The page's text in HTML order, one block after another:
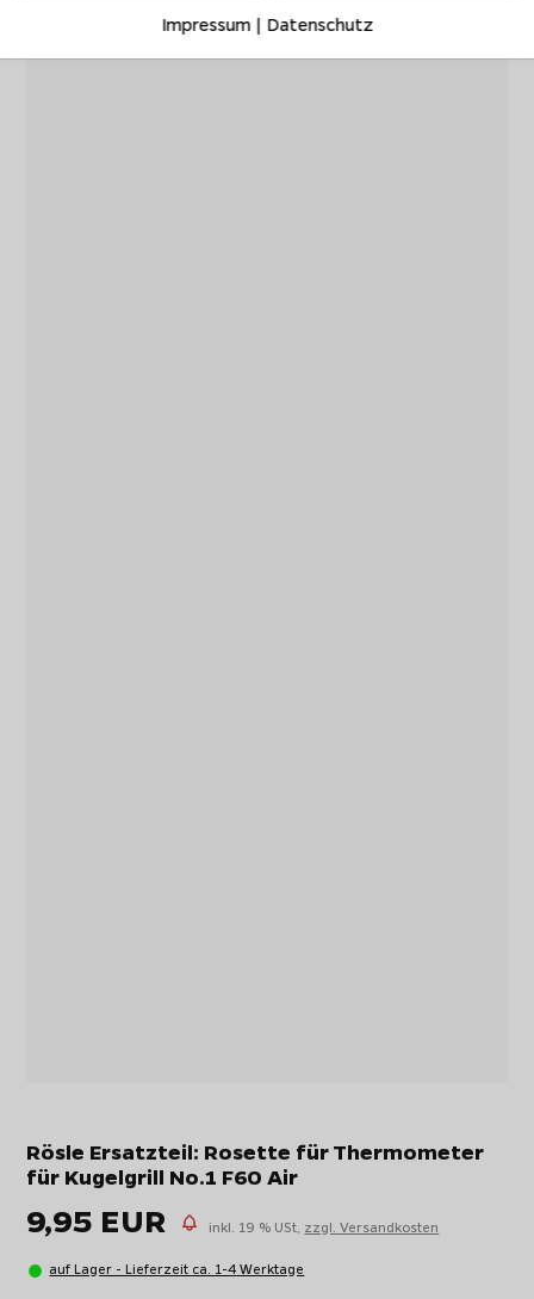
Rösle Ersatzteil: Rosette für Thermometer
für Kugelgrill No.1 F60 Air
9,95 EUR inkl. 19 % USt, zzgl. Versandkosten
auf Lager - Lieferzeit ca. 1-4 Werktage
Impressum| Datenschutz